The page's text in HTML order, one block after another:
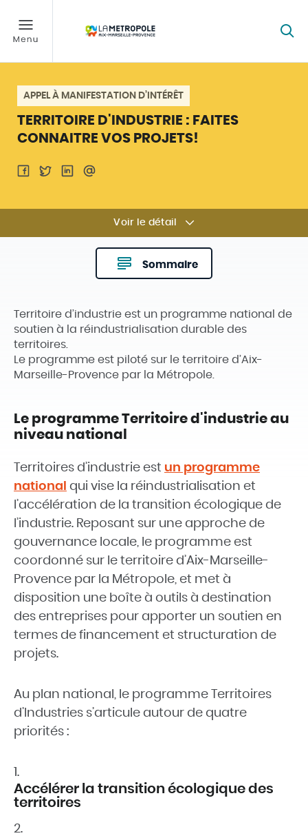
APPEL À MANIFESTATION D’INTÉRÊT
TERRITOIRE D'INDUSTRIE : FAITES
CONNAITRE VOS PROJETS!
Voir le détail
Sommaire
Territoire d’industrie est un programme national de
soutien à la réindustrialisation durable des
territoires.
Le programme est piloté sur le territoire d’Aix-
Marseille-Provence par la Métropole.
Le programme Territoire d'industrie au
niveau national
Territoires d’industrie est un programme
national
qui vise la réindustrialisation et
l’accélération de la transition écologique de
l’industrie. Reposant sur une approche de
gouvernance locale, le programme est
coordonné sur le territoire d’Aix-Marseille-
Provence par la Métropole, et met à
disposition une boîte à outils à destination
des entreprises pour apporter un soutien en
termes de financement et structuration de
projets.
Au plan national, le programme Territoires
d’Industries s’articule autour de quatre
priorités :
Accélérer la transition écologique des
territoires